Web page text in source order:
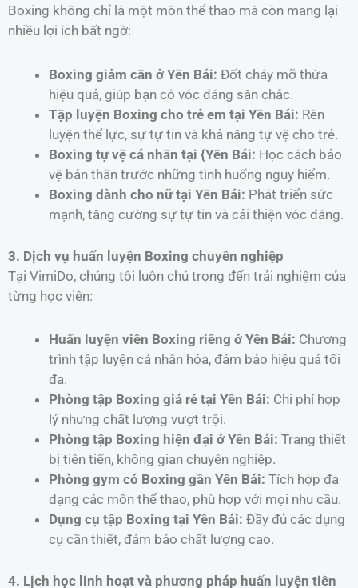
Boxing không chỉ là một môn thể thao mà còn mang lại
nhiều lợi ích bất ngờ:
Boxing giảm cân ở Yên Bái: Đốt cháy mỡ thừa
hiệu quả, giúp bạn có vóc dáng săn chắc.
Tập luyện Boxing cho trẻ em tại Yên Bái: Rèn
luyện thể lực, sự tự tin và khả năng tự vệ cho trẻ.
Boxing tự vệ cá nhân tại {Yên Bái: Học cách bảo
vệ bản thân trước những tình huống nguy hiểm.
Boxing dành cho nữ tại Yên Bái: Phát triển sức
mạnh, tăng cường sự tự tin và cải thiện vóc dáng.
3. Dịch vụ huấn luyện Boxing chuyên nghiệp
Tại VimiDo, chúng tôi luôn chú trọng đến trải nghiệm của
từng học viên:
Huấn luyện viên Boxing riêng ở Yên Bái: Chương
trình tập luyện cá nhân hóa, đảm bảo hiệu quả tối
đa.
Phòng tập Boxing giá rẻ tại Yên Bái: Chi phí hợp
lý nhưng chất lượng vượt trội.
Phòng tập Boxing hiện đại ở Yên Bái: Trang thiết
bị tiên tiến, không gian chuyên nghiệp.
Phòng gym có Boxing gần Yên Bái: Tích hợp đa
dạng các môn thể thao, phù hợp với mọi nhu cầu.
Dụng cụ tập Boxing tại Yên Bái: Đầy đủ các dụng
cụ cần thiết, đảm bảo chất lượng cao.
4. Lịch học linh hoạt và phương pháp huấn luyện tiên